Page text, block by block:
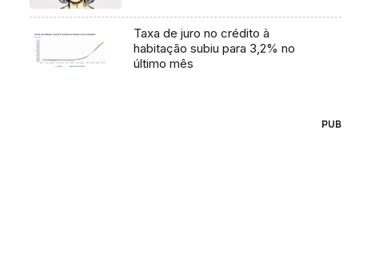
Taxa de juro no crédito à
habitação subiu para 3,2% no
último mês
PUB